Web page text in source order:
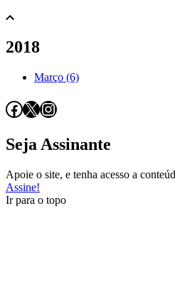
2018
Março (6)
Facebook
X Instagram
Seja Assinante
Apoie o site, e tenha acesso a
Assine!
Ir para o topo